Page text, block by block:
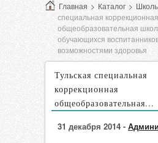
Главная > Каталог >
специальная коррекционная
общеобразовательная
обучающихся
возможностями здоровья
Тульская специальная
коррекционная
общеобразовательная...
31 декабря 2014 -